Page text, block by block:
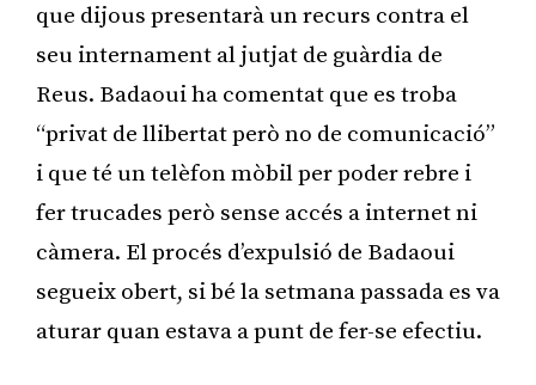
que dijous presentarà un recurs contra el
seu internament al jutjat de guàrdia de
Reus. Badaoui ha comentat que es troba
“privat de llibertat però no de comunicació”
i que té un telèfon mòbil per poder rebre i
fer trucades però sense accés a internet ni
càmera. El procés d’expulsió de Badaoui
segueix obert, si bé la setmana passada es va
aturar quan estava a punt de fer-se efectiu.